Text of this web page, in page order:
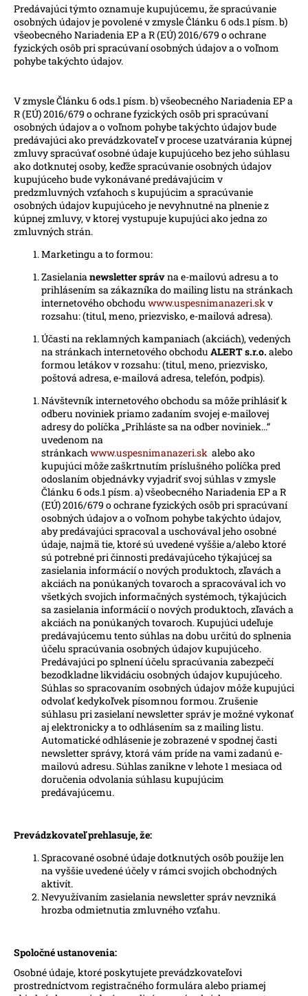
Predávajúci týmto oznamuje kupujúcemu, že spracúvanie
osobných údajov je povolené v zmysle Článku 6 ods.1 písm. b)
všeobecného Nariadenia EP a R (EÚ) 2016/679 o ochrane
fyzických osôb pri spracúvaní osobných údajov a o voľnom
pohybe takýchto údajov.
V zmysle Článku 6 ods.1 písm. b) všeobecného Nariadenia EP a
R (EÚ) 2016/679 o ochrane fyzických osôb pri spracúvaní
osobných údajov a o voľnom pohybe takýchto údajov bude
predávajúci ako prevádzkovateľ v procese uzatvárania kúpnej
zmluvy spracúvať osobné údaje kupujúceho bez jeho súhlasu
ako dotknutej osoby, keďže spracúvanie osobných údajov
kupujúceho bude vykonávané predávajúcim v
predzmluvných vzťahoch s kupujúcim a spracúvanie
osobných údajov kupujúceho je nevyhnutné na plnenie z
kúpnej zmluvy, v ktorej vystupuje kupujúci ako jedna zo
zmluvných strán.
Marketingu a to formou:
Zasielanianewsletter správna e-mailovú adresu a to
prihlásením sa zákazníka do mailing listu na stránkach
internetového obchodu www.uspesnimanazeri.skv
rozsahu: (titul, meno, priezvisko, e-mailová adresa).
Účasti na reklamných kampaniach (akciách), vedených
na stránkach internetového obchodu ALERT s.r.o. alebo
formou letákov v rozsahu: (titul, meno, priezvisko,
poštová adresa, e-mailová adresa, telefón, podpis).
Návštevník internetového obchodu sa môže prihlásiť k
odberu noviniek priamo zadaním svojej e-mailovej
adresy do políčka „Prihláste sa na odber noviniek...“
uvedenom na
stránkachwww.uspesnimanazeri.sk alebo ako
kupujúci môže zaškrtnutím príslušného políčka pred
odoslaním objednávky vyjadriť svoj súhlas v zmysle
Článku 6 ods.1 písm. a) všeobecného Nariadenia EP a R
(EÚ) 2016/679 o ochrane fyzických osôb pri spracúvaní
osobných údajov a o voľnom pohybe takýchto údajov,
aby predávajúci spracoval a uschovával jeho osobné
údaje, najmä tie, ktoré sú uvedené vyššie a/alebo ktoré
sú potrebné pri činnosti predávajúceho týkajúcej sa
zasielania informácií o nových produktoch, zľavách a
akciách na ponúkaných tovaroch a spracovával ich vo
všetkých svojich informačných systémoch, týkajúcich
sa zasielania informácií o nových produktoch, zľavách a
akciách na ponúkaných tovaroch. Kupujúci udeľuje
predávajúcemu tento súhlas na dobu určitú do splnenia
účelu spracúvania osobných údajov kupujúceho.
Predávajúci po splnení účelu spracúvania zabezpečí
bezodkladne likvidáciu osobných údajov kupujúceho.
Súhlas so spracovaním osobných údajov môže kupujúci
odvolať kedykoľvek písomnou formou. Zrušenie
súhlasu pri zasielaní newsletter správ je možné vykonať
aj elektronicky a to odhlásením sa z mailing listu.
Automatické odhlásenie je zobrazené v spodnej časti
newsletter správy, ktorá vám príde na vami zadanú e-
mailovú adresu. Súhlas zanikne v lehote 1 mesiaca od
doručenia odvolania súhlasu kupujúcim
predávajúcemu.
Prevádzkovateľ prehlasuje, že:
Spracované osobné údaje dotknutých osôb použije len
na vyššie uvedené účely v rámci svojich obchodných
aktivít.
Nevyužívaním zasielania newsletter správ nevzniká
hrozba odmietnutia zmluvného vzťahu.
Spoločné ustanovenia:
Osobné údaje, ktoré poskytujete prevádzkovateľovi
prostredníctvom registračného formulára alebo priamej
p
o
r
ú
m
e